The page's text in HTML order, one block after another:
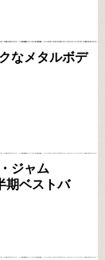
なメタルボデ
ジャム
ベストバ